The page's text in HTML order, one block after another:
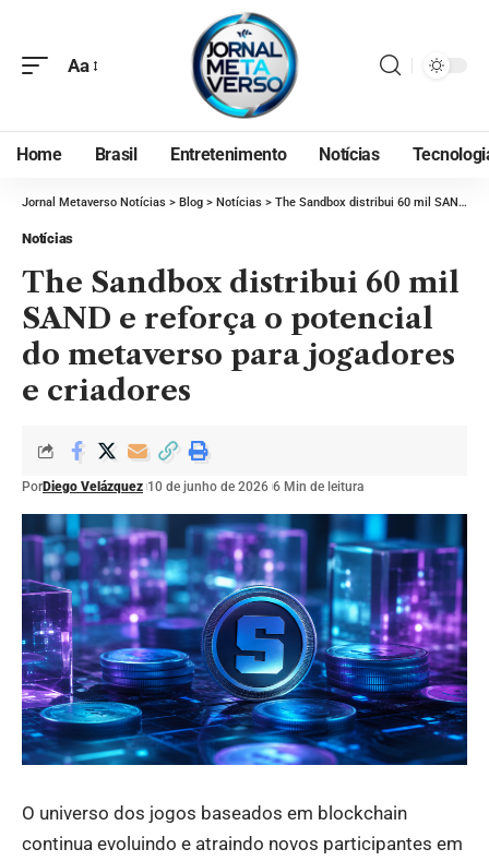
Aa
Home Brasil Entretenimento Notícias
Jornal Metaverso Notícias > Blog > Notícias > The Sandbox distribui 60 mil SAND e reforça o potencial do metaverso para jogadores e criadores
Notícias
The Sandbox distribui 60 mil
SAND e reforça o potencial
do metaverso para jogadores
e criadores
PorDiego Velázquez 10 de junho de 2026 6 Min de leitura
O universo dos jogos baseados em blockchain
continua evoluindo e atraindo novos participantes em